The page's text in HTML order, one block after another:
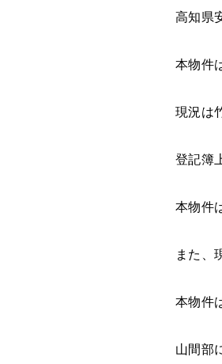
高知県
本物件
現況は
登記簿
本物件
また、
本物件
山間部